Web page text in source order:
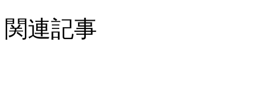
関連記事